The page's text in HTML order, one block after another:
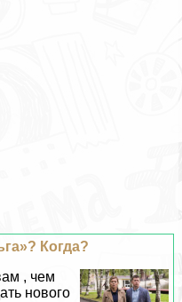
Когда?
, чем
нового